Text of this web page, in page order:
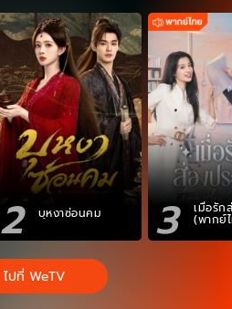
2 บุหงาซ่อนคม 3 เมื่อรัก
(พากย์
ไปที่ WeTV